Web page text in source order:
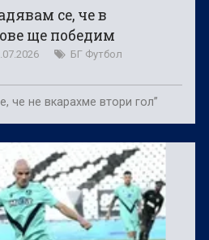
се, че в
ще победим
БГ Футбол
че не вкарахме втори гол”